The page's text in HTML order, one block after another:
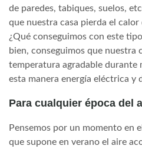
de paredes, tabiques, suelos,
que nuestra casa pierda el
¿Qué conseguimos con este
bien, conseguimos que nuestra
temperatura agradable durante
esta manera energía eléctrica y
Para cualquier época del
Pensemos por un momento en
que supone en verano el aire